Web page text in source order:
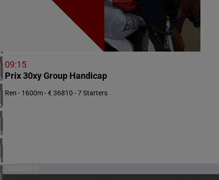
BAHREIN
1 meeting(s)
VERENIGDE ARABISCHE EMIRATEN
1 meeting(s)
VERENIGD KONINKRIJK
4 meeting(s)
IERLAND
2 meeting(s)
CHILI
1 meeting(s)
09:15
Prix 30xy Group Handicap
Ren - 1600m - € 36810 - 7 Starters